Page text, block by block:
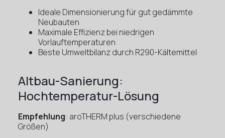
Ideale Dimensionierung für gut gedämmte
Neubauten
Maximale Effizienz bei niedrigen
Vorlauftemperaturen
Beste Umweltbilanz durch R290-Kältemittel
Altbau-Sanierung:
Hochtemperatur-Lösung
Empfehlung: aroTHERM plus (verschiedene
Größen)